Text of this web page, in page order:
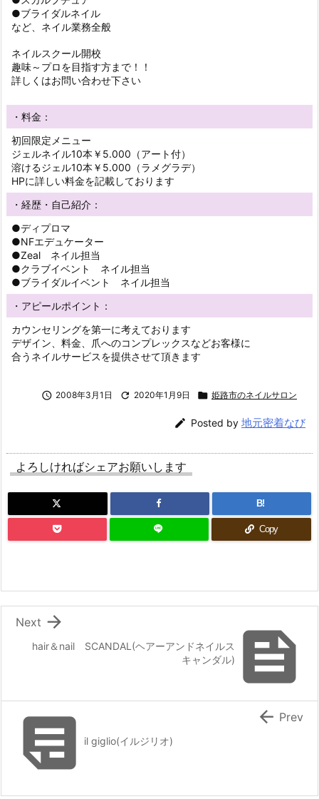
●ブライダルネイル
など、ネイル業務全般
ネイルスクール開校
趣味～プロを目指す方まで！！
詳しくはお問い合わせ下さい
・料金：
初回限定メニュー
ジェルネイル10本￥5.000（アート付）
溶けるジェル10本￥5.000（ラメグラデ）
HPに詳しい料金を記載しております
・経歴・自己紹介：
●ディプロマ
●NFエデュケーター
●Zeal ネイル担当
●クラブイベント ネイル担当
●ブライダルイベント ネイル担当
・アピールポイント：
カウンセリングを第一に考えております
デザイン、料金、爪へのコンプレックスなどお客様に
合うネイルサービスを提供させて頂きます
 2008年3月1日  2020年1月9日  姫路市のネイルサロン
 Posted by 地元密着なび
よろしければシェアお願いします
B!
Copy

hair＆nail SCANDAL(ヘアーアンドネイルス
キャンダル)

Next
il giglio(イルジリオ)
 Prev